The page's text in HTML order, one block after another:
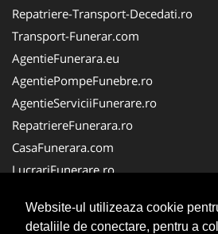
Website-ul utilizeaza cookie
detaliile de conectare, pentru a
Repatriere-Transport-Decedati.ro
Transport-Funerar.com
AgentieFunerara.eu
AgentiePompeFunebre.ro
AgentieServiciiFunerare.ro
RepatriereFunerara.ro
CasaFunerara.com
LucrariFunerare.ro
ParastasesiPomeni.ro